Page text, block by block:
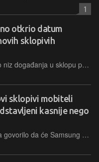
1
otkrio datum
sklopivih
Samsung je najavio niz događanja u sklopu promocije Samsung Healtha za trkače, a prvi će se održati 13. srpnja u New Yorku. Tada bi se mogli predstaviti i novi sklopivi mobiteli
sklopivi mobiteli
kasnije nego
Proteklih se tjedana govorilo da će Samsung predstaviti svoje nove sklopive mobitele na samom početku srpnja, ali čini se da će Unpacked ipak biti pomaknut na sredinu mjeseca